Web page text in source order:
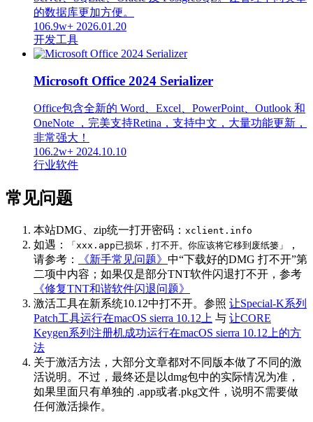
的数据库更加方便。
106.9w+ 2026.01.20
开发工具
Microsoft Office 2024 Serializer
Office包含全新的 Word、Excel、PowerPoint、Outlook 和
OneNote ，完美支持Retina，支持中文，大量功能更新，
非常强大！
106.2w+ 2024.10.10
行业软件
常见问题
本站DMG、zip统一打开密码： xclient.info
如遇： 「xxx.app已损坏，打不开。你应该将它移到废纸篓」
，
请参考：
《新手常见问题》 中“下载好的DMG 打不开”第
二项中内容；如果仅是部分TNT软件闪退打不开，参考
《修复TNT和谐软件闪退问题》
激活工具在新系统10.12中打不开。参照 让Special-K系列
Patch工具运行在macOS sierra 10.12上 与 让CORE
Keygen系列注册机成功运行在macOS sierra 10.12上的方
法
关于激活方法，大部分文章都对不同版本做了不同的激
活说明。不过，最终还是以dmg包中的实际情况为准，
如果里面只有单独的 .app或者.pkg文件，说明不需要做
任何激活操作。